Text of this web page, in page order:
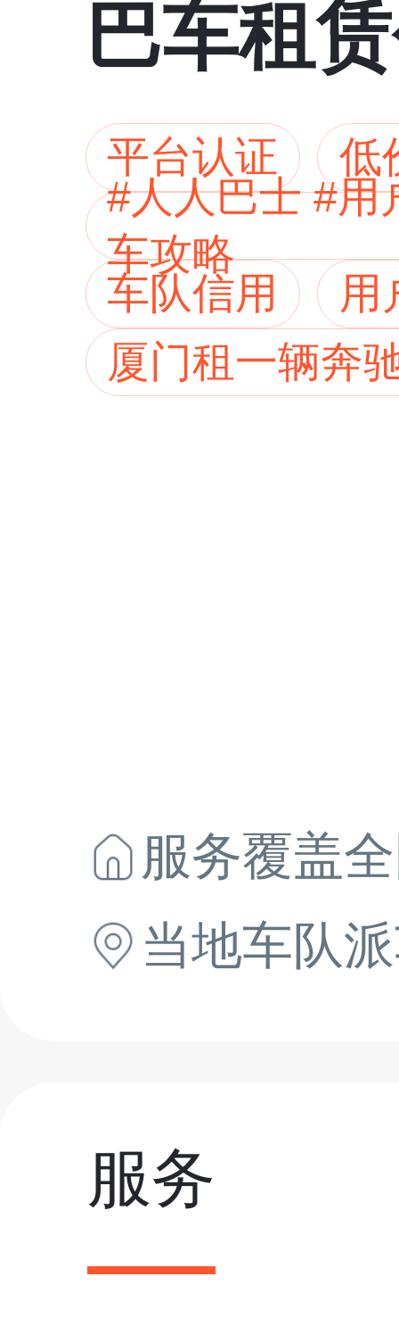
巴车租
平台认证
低
#人人巴士 #用
车攻略
车队信用
用
厦门租一辆奔
服务覆盖
当地车队
服务